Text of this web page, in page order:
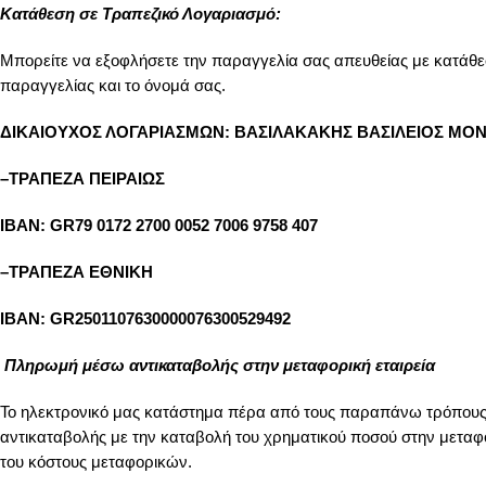
Κατάθεση σε Τραπεζικό Λογαριασμό:
Mπορείτε να εξοφλήσετε την παραγγελία σας απευθείας με
παραγγελίας και το όνομά σας.
ΔΙΚΑΙΟΥΧΟΣ ΛΟΓΑΡΙΑΣΜΩΝ: ΒΑΣΙΛΑΚΑΚΗΣ ΒΑΣΙΛΕΙΟΣ ΜΟΝ
–ΤΡΑΠΕΖΑ ΠΕΙΡΑΙΩΣ
IBAN: GR79 0172 2700 0052 7006 9758 407
–ΤΡΑΠΕΖΑ ΕΘΝΙΚΗ
IBAN: GR2501107630000076300529492
Πληρωμή μέσω αντικαταβολής στην μεταφορική εταιρεία
Το ηλεκτρονικό μας κατάστημα πέρα από τους παραπάνω τρόπους
αντικαταβολής με την καταβολή του χρηματικού ποσού στην
του κόστους μεταφορικών.